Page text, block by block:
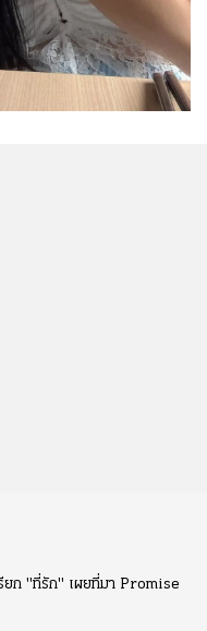
ยก "ที่รัก" เผยที่มา Promise